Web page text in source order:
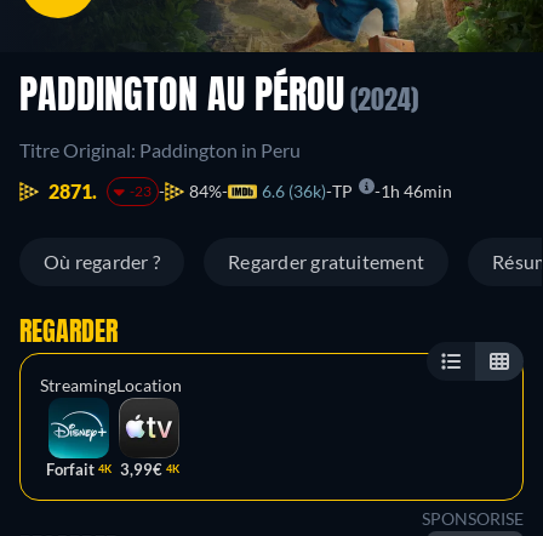
PADDINGTON AU PÉROU (2024)
Titre Original: Paddington in Peru
2871.
-23 84% 6.6 (36k) TP 1h 46min
Où regarder ? Regarder gratuitement
REGARDER
Streaming
Forfait 4K
Location
3,99€ 4K
SPONSORISE